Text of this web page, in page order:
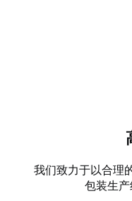
我们致力于以合理
包装生产